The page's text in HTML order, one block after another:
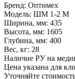
Бренд: Оптимех
Модель: ШМ 1-2 М
Ширина, мм: 435
Высота, мм: 1605
Глубина, мм: 400
Вес, кг: 28
Наличие РУ на
Цена указана для
Уточняйте